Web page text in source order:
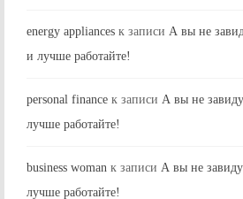
energy appliances к записи А вы не
и лучше работайте!
personal finance к записи А вы не
лучше работайте!
business woman к записи А вы не
лучше работайте!